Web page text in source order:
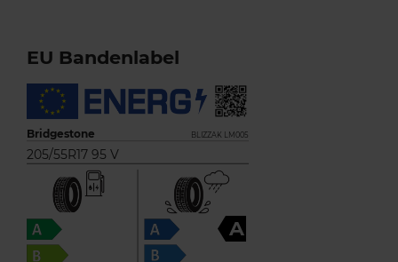
EU Bandenlabel
Bridgestone BLIZZAK LM005
205/55R17 95 V
A